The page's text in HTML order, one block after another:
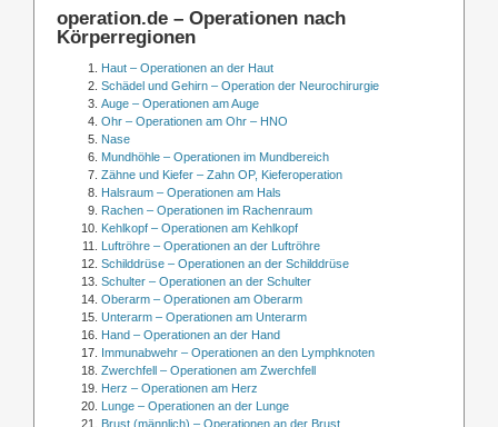
operation.de – Operationen nach
Körperregionen
Haut – Operationen an der Haut
Schädel und Gehirn – Operation der Neurochirurgie
Auge – Operationen am Auge
Ohr – Operationen am Ohr – HNO
Nase
Mundhöhle – Operationen im Mundbereich
Zähne und Kiefer – Zahn OP, Kieferoperation
Halsraum – Operationen am Hals
Rachen – Operationen im Rachenraum
Kehlkopf – Operationen am Kehlkopf
Luftröhre – Operationen an der Luftröhre
Schilddrüse – Operationen an der Schilddrüse
Schulter – Operationen an der Schulter
Oberarm – Operationen am Oberarm
Unterarm – Operationen am Unterarm
Hand – Operationen an der Hand
Immunabwehr – Operationen an den Lymphknoten
Zwerchfell – Operationen am Zwerchfell
Herz – Operationen am Herz
Lunge – Operationen an der Lunge
Brust (männlich) – Operationen an der Brust